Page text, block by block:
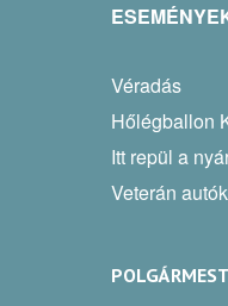
Véradás
Itt repül a
Veterán